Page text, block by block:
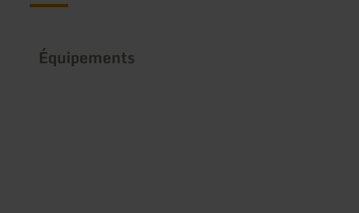
Équipements